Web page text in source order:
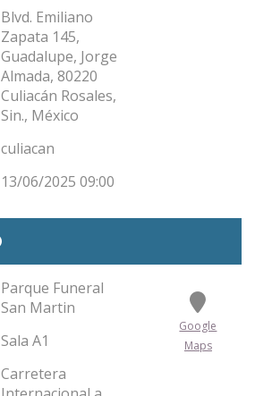
Blvd. Emiliano
Zapata 145,
Guadalupe, Jorge
Almada, 80220
Culiacán Rosales,
Sin., México
culiacan
13/06/2025 09:00
Parque Funeral
San Martin
Sala A1
Carretera
Google
Maps